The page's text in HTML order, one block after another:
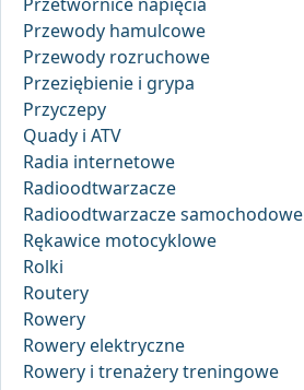
Przewody hamulcowe
Przewody rozruchowe
Przeziębienie i grypa
Przyczepy
Quady i ATV
Radia internetowe
Radioodtwarzacze
Radioodtwarzacze samochodowe
Rękawice motocyklowe
Rolki
Routery
Rowery
Rowery elektryczne
Rowery i trenażery treningowe